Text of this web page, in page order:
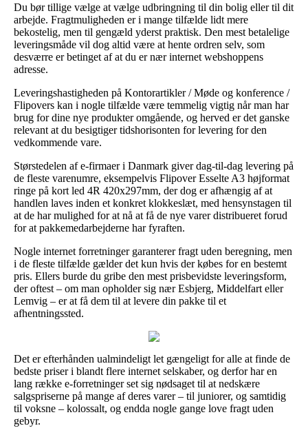
Du bør tillige vælge at vælge udbringning til din bolig eller til dit
arbejde. Fragtmuligheden er i mange tilfælde lidt mere
bekostelig, men til gengæld yderst praktisk. Den mest betalelige
leveringsmåde vil dog altid være at hente ordren selv, som
desværre er betinget af at du er nær internet webshoppens
adresse.
Leveringshastigheden på Kontorartikler / Møde og konference /
Flipovers kan i nogle tilfælde være temmelig vigtig når man har
brug for dine nye produkter omgående, og herved er det ganske
relevant at du besigtiger tidshorisonten for levering for den
vedkommende vare.
Størstedelen af e-firmaer i Danmark giver dag-til-dag levering på
de fleste varenumre, eksempelvis Flipover Esselte A3 højformat
ringe på kort led 4R 420x297mm, der dog er afhængig af at
handlen laves inden et konkret klokkeslæt, med hensynstagen til
at de har mulighed for at nå at få de nye varer distribueret forud
for at pakkemedarbejderne har fyraften.
Nogle internet forretninger garanterer fragt uden beregning, men
i de fleste tilfælde gælder det kun hvis der købes for en bestemt
pris. Ellers burde du gribe den mest prisbevidste leveringsform,
der oftest – om man opholder sig nær Esbjerg, Middelfart eller
Lemvig – er at få dem til at levere din pakke til et
afhentningssted.
Det er efterhånden ualmindeligt let gængeligt for alle at finde de
bedste priser i blandt flere internet selskaber, og derfor har en
lang række e-forretninger set sig nødsaget til at nedskære
salgspriserne på mange af deres varer – til juniorer, og samtidig
til voksne – kolossalt, og endda nogle gange love fragt uden
gebyr.